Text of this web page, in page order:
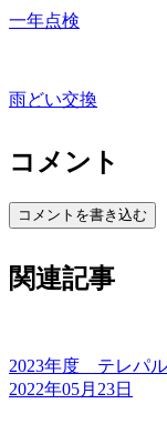
一年点検
雨どい交換
コメント
コメントを書き込む
関連記事
2023年度 テレパ
2022年05月23日